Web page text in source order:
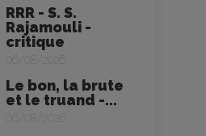
RRR - S. S.
Rajamouli -
critique
06/08/2026
Le bon, la brute
et le truand -...
06/08/2026